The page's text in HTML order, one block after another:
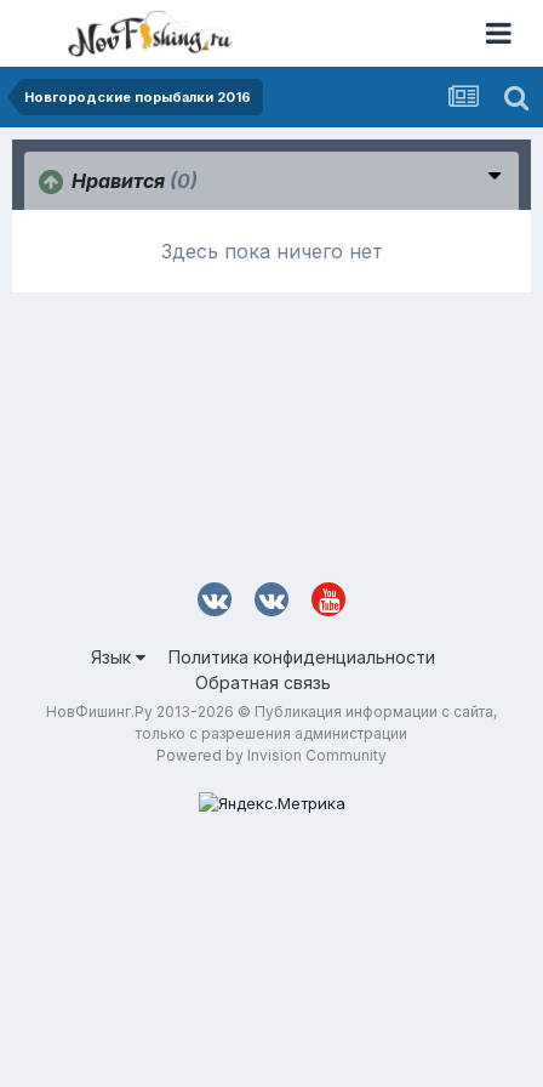
Новгородские порыбалки 2016
Нравится (0)
Здесь пока ничего нет
Язык
Политика конфиденциальности
Обратная связь
НовФишинг.Ру 2013-2026 © Публикация информации с сайта,
только с разрешения администрации
Powered by Invision Community